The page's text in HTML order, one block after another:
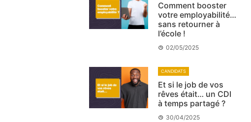
Comment booster
votre employabilité…
sans retourner à
l’école !
02/05/2025
CANDIDATS
Et si le job de vos
rêves était… un CDI
à temps partagé ?
30/04/2025